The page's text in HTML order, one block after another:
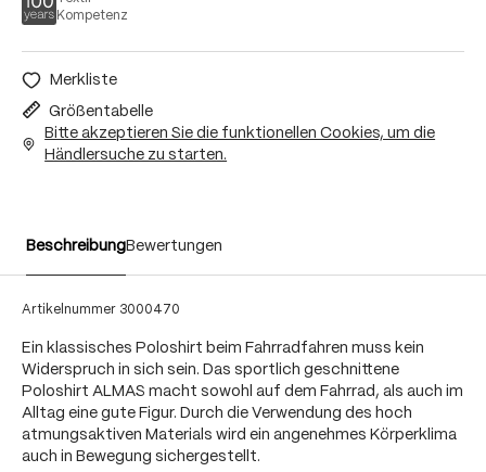
Kompetenz
Merkliste
Größentabelle
Bitte akzeptieren Sie die funktionellen Cookies, um die
Händlersuche zu starten.
BeschreibungBewertungen
Artikelnummer 3000470
Ein klassisches Poloshirt beim Fahrradfahren muss kein
Widerspruch in sich sein. Das sportlich geschnittene
Poloshirt ALMAS macht sowohl auf dem Fahrrad, als auch im
Alltag eine gute Figur. Durch die Verwendung des hoch
atmungsaktiven Materials wird ein angenehmes Körperklima
auch in Bewegung sichergestellt.